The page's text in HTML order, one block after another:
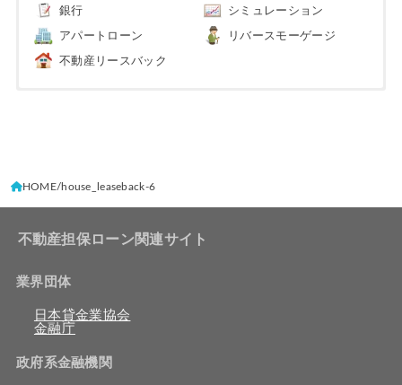
銀行 シミュレーション
アパートローン リバースモーゲージ
不動産リースバック
HOME house_leaseback-6
不動産担保ローン関連サイト
業界団体
日本貸金業協会
金融庁
政府系金融機関